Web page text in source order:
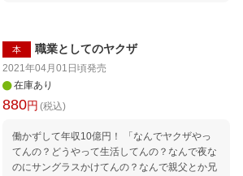
世紀にわたった戦いの記録。 第一章「血と抗
争」を出す 短命に終わった「月刊”TOWN”」
三章『荒らぶる獅子 山口組四代目』 竹中兄
弟の侠気 第四章「山健一代記」 渡辺芳則との
件 緊張の日々 第六章 もうひとつのFRIDAY
襲撃事件 『民暴の帝王』でおちょくる 第七
章 同病相憐れんだ伊丹十三 チャイナ・マフ
本 職業としてのヤクザ
2021年04月01日頃発売
在庫あり
880円 (税込)
働かずして年収10億円！ 「なんでヤクザやっ
てんの？どうやって生活してんの？なんで夜な
のにサングラスかけてんの？なんで親父とか兄